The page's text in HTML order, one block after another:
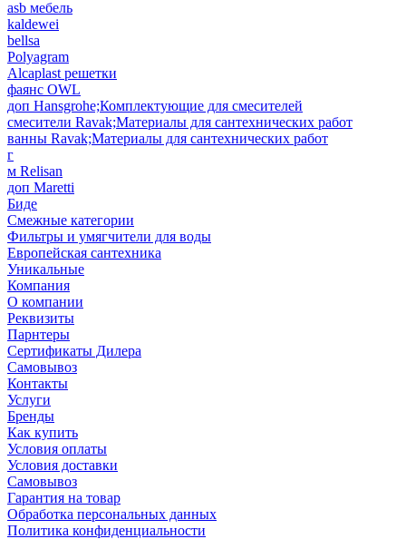
asb мебель
kaldewei
bellsa
Polyagram
Alcaplast решетки
фаянс OWL
доп Hansgrohe;Комплектующие для смесителей
смесители Ravak;Материалы для сантехнических работ
ванны Ravak;Материалы для сантехнических работ
г
м Relisan
доп Maretti
Биде
Смежные категории
Фильтры и умягчители для воды
Европейская сантехника
Уникальные
Компания
О компании
Реквизиты
Парнтеры
Сертификаты Дилера
Самовывоз
Контакты
Услуги
Бренды
Как купить
Условия оплаты
Условия доставки
Самовывоз
Гарантия на товар
Обработка персональных данных
Политика конфиденциальности